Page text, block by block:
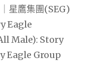
星鷹集團(SEG)
Eagle
Male): Story
Eagle Group